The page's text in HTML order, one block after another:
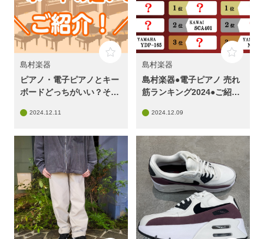
島村楽器
ピアノ・電子ピアノとキー
ボードどっちがいい？その
2024.12.11
島村楽器
島村楽器●電子ピアノ 売れ
筋ランキング2024●ご紹
2024.12.09